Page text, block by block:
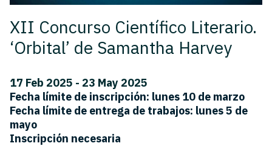
XII Concurso Científico Literario.
‘Orbital’ de Samantha Harvey
17 Feb 2025 - 23 May 2025
Fecha límite de inscripción: lunes 10 de marzo
Fecha límite de entrega de trabajos: lunes 5 de
mayo
Inscripción necesaria